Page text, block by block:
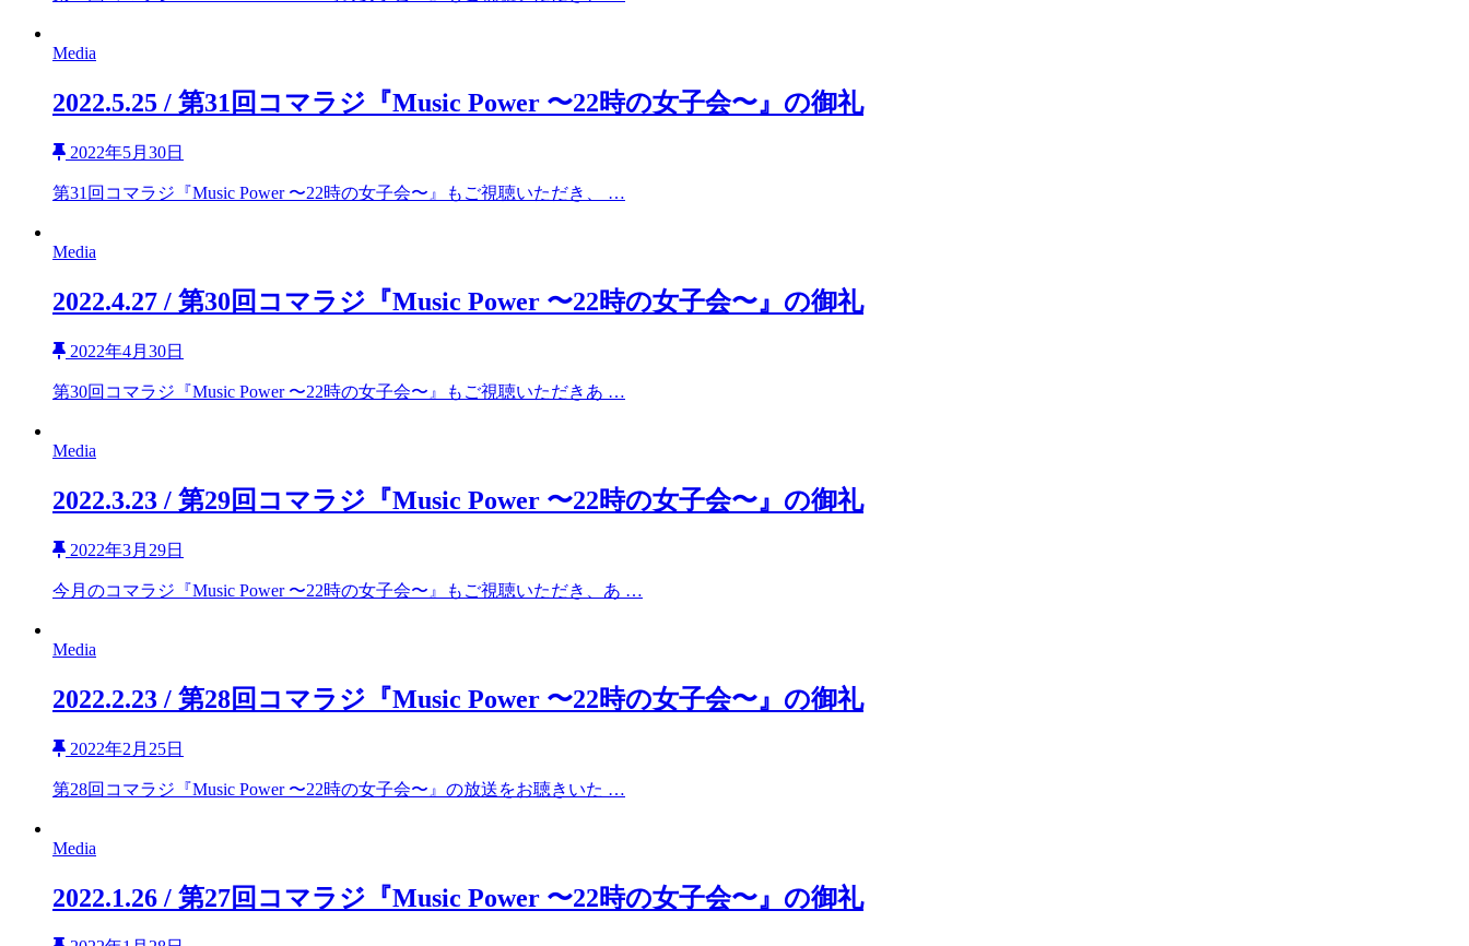
Media
2022.5.25 / 第31回コマラジ『Music Power 〜22時の女子会〜』の御礼
2022年5月30日
第31回コマラジ『Music Power 〜22時の女子会〜』もご視聴いただき、 …
Media
2022.4.27 / 第30回コマラジ『Music Power 〜22時の女子会〜』の御礼
2022年4月30日
第30回コマラジ『Music Power 〜22時の女子会〜』もご視聴いただきあ …
Media
2022.3.23 / 第29回コマラジ『Music Power 〜22時の女子会〜』の御礼
2022年3月29日
今月のコマラジ『Music Power 〜22時の女子会〜』もご視聴いただき、あ …
Media
2022.2.23 / 第28回コマラジ『Music Power 〜22時の女子会〜』の御礼
2022年2月25日
第28回コマラジ『Music Power 〜22時の女子会〜』の放送をお聴きいた …
Media
2022.1.26 / 第27回コマラジ『Music Power 〜22時の女子会〜』の御礼